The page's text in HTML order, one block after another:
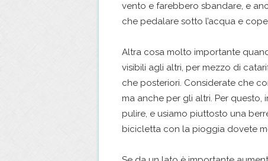
vento e farebbero sbandare, e
che pedalare sotto l’acqua e
Altra cosa molto importante
visibili agli altri, per mezzo di
che posteriori. Considerate che
ma anche per gli altri. Per
pulire, e usiamo piuttosto una
bicicletta con la pioggia dovete